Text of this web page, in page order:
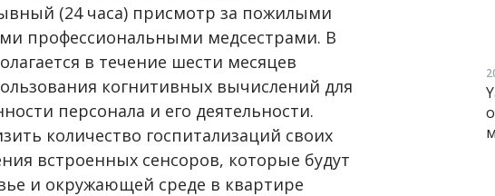
(24 часа) присмотр за пожилыми
профессиональными медсестрами. В
в течение шести месяцев
когнитивных вычислений для
персонала и его деятельности.
количество госпитализаций своих
встроенных сенсоров, которые будут
и окружающей среде в квартире